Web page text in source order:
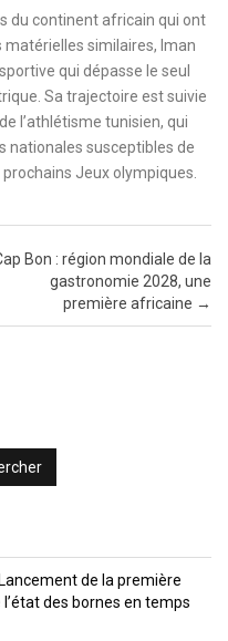
du continent africain qui ont
matérielles similaires, Iman
qui dépasse le seul
Sa trajectoire est suivie
l’athlétisme tunisien, qui
nationales susceptibles de
Jeux olympiques.
Bon : région mondiale de la
gastronomie 2028, une
première africaine →
de la première
des bornes en temps